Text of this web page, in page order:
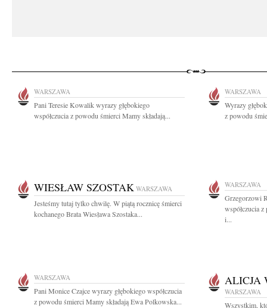
WARSZAWA
Pani Teresie Kowalik wyrazy głębokiego
współczucia z powodu śmierci Mamy składają...
WARSZAWA
Wyrazy
z powodu
WIESŁAW SZOSTAK WARSZAWA
Jesteśmy tutaj tylko chwilę. W piątą rocznicę śmierci
kochanego Brata Wiesława Szostaka...
WARSZAWA
Grzegorzowi
współczucia
i...
WARSZAWA
Pani Monice Czajce wyrazy głębokiego współczucia
z powodu śmierci Mamy składają Ewa Polkowska...
ALICJA
WARSZAWA
Wszystkim,